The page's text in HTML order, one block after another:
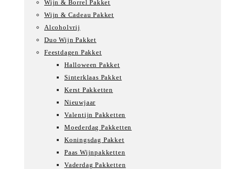
Wijn & Borrel Pakket
Wijn & Cadeau Pakket
Alcoholvrij
Duo Wijn Pakket
Feestdagen Pakket
Halloween Pakket
Sinterklaas Pakket
Kerst Pakketten
Nieuwjaar
Valentijn Pakketten
Moederdag Pakketten
Koningsdag Pakket
Paas Wijnpakketten
Vaderdag Pakketten